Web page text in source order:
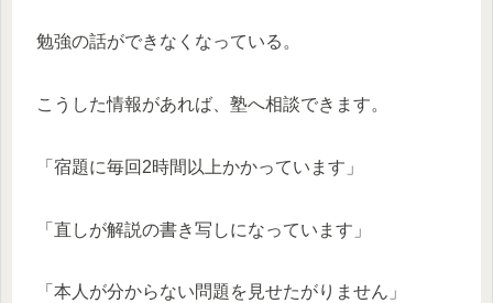
勉強の話ができなくなっている。
こうした情報があれば、塾へ相談できます。
「宿題に毎回2時間以上かかっています」
「直しが解説の書き写しになっています」
「本人が分からない問題を見せたがりません」